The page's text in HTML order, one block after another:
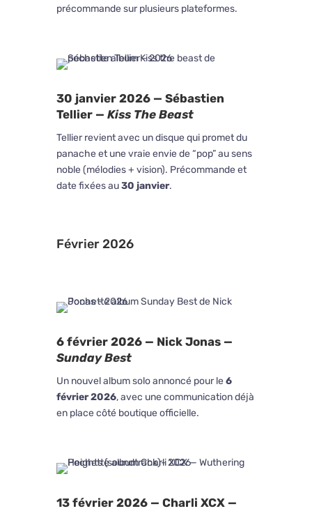
précommande sur plusieurs plateformes.
30 janvier 2026 — Sébastien
Tellier — Kiss The Beast
Tellier revient avec un disque qui promet du
panache et une vraie envie de “pop” au sens
noble (mélodies + vision). Précommande et
date fixées au30 janvier.
Février 2026
6 février 2026 — Nick Jonas —
Sunday Best
Un nouvel album solo annoncé pour le6
février 2026, avec une communication déjà
en place côté boutique officielle.
13 février 2026 — Charli XCX —